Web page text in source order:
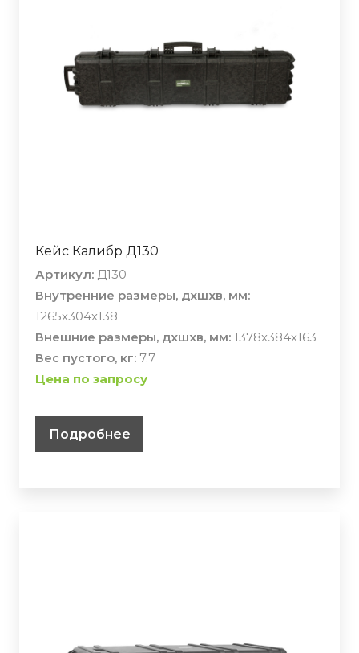
Кейс Калибр Д130
Артикул: Д130
Внутренние размеры, дхшхв, мм:
1265х304х138
Внешние размеры, дхшхв, мм: 1378х384х163
Вес пустого, кг: 7.7
Цена по запросу
Подробнее